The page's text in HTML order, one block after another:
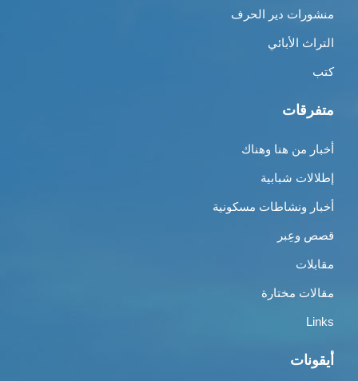
منشورات دير الحرف
التراث الأبائي
كتب
متفرقات
أخبار من هنا وهناك
إطلالات شبابية
أخبار ونشاطات مسكونية
قصص وعِبر
مقابلات
مقالات مختارة
Links
أيقونات